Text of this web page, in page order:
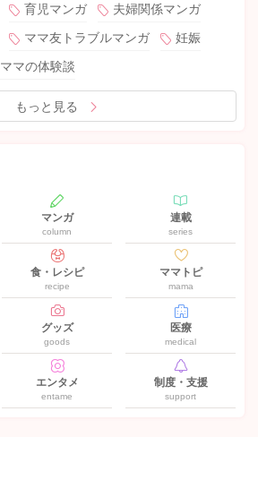
育児マンガ
夫婦関係マンガ
ママ友トラブルマンガ
妊娠
ママの体験談
もっと見る
マンガ
column
連載
series
食・レシピ
recipe
ママトピ
mama
グッズ
goods
医療
medical
エンタメ
entame
制度・支援
support